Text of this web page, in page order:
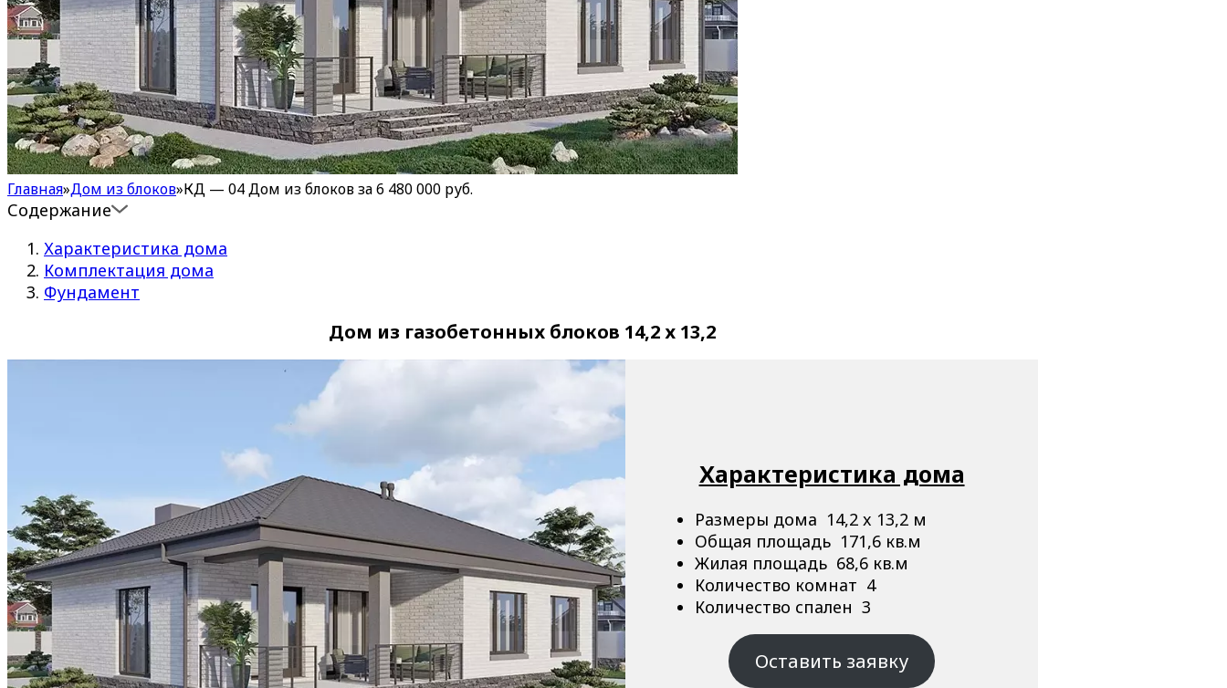
Главная»Дом из блоков»КД — 04 Дом из блоков за 6 480 000 руб.
Содержание
Характеристика дома
Комплектация дома
Фундамент
Дом из газобетонных блоков 14,2 х 13,2
Характеристика дома
Размеры дома 14,2 x 13,2 м
Общая площадь 171,6 кв.м
Жилая площадь 68,6 кв.м
Количество комнат 4
Количество спален 3
Оставить заявку